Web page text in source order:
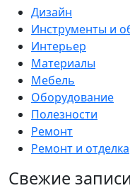
Дизайн
Инструменты и
Интерьер
Материалы
Мебель
Оборудование
Полезности
Ремонт
Ремонт и отделка
Свежие записи